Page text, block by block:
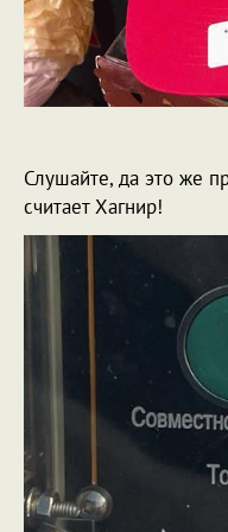
Слушайте, да это же
считает Хагнир!